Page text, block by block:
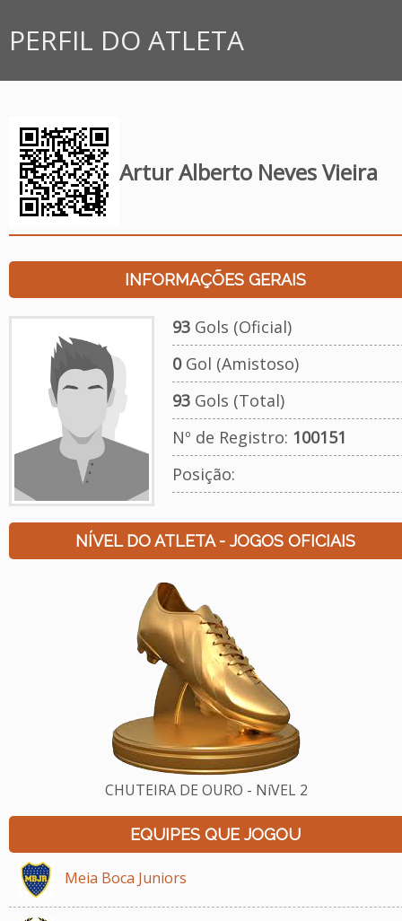
PERFIL DO ATLETA
Artur Alberto Neves Vieira
INFORMAÇÕES GERAIS
93Gols (Oficial)
0Gol (Amistoso)
93Gols (Total)
Nº de Registro: 100151
Posição:
NÍVEL DO ATLETA - JOGOS OFICIAIS
CHUTEIRA DE OURO - NíVEL 2
EQUIPES QUE JOGOU
Meia Boca Juniors